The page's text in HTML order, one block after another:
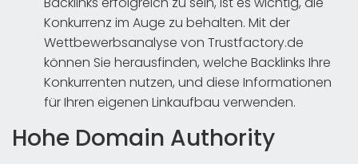
Konkurrenz im Auge zu behalten. Mit der
Wettbewerbsanalyse von Trustfactory.de
können Sie herausfinden, welche Backlinks Ihre
Konkurrenten nutzen, und diese Informationen
für Ihren eigenen Linkaufbau verwenden.
Hohe Domain Authority